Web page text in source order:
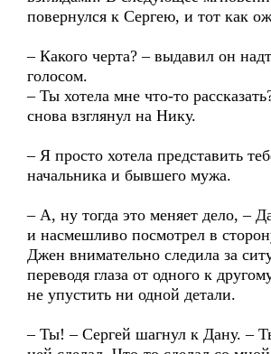
повернулся к Сергею, и тот как
– Какого черта? – выдавил он
голосом.
– Ты хотела мне что-то
снова взглянул на Нику.
– Я просто хотела представить
начальника и бывшего мужа.
– А, ну тогда это меняет дело, –
и насмешливо посмотрел в
Джен внимательно следила за
переводя глаза от одного к
не упустить ни одной детали.
– Ты! – Сергей шагнул к Дану. –